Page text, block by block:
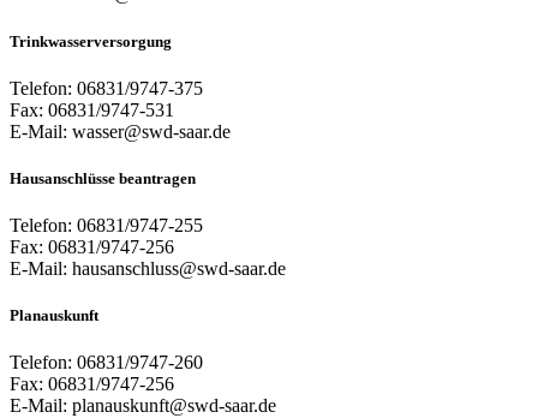
Trinkwasserversorgung
Telefon: 06831/9747-375
Fax: 06831/9747-531
E-Mail: wasser@swd-saar.de
Hausanschlüsse beantragen
Telefon: 06831/9747-255
Fax: 06831/9747-256
E-Mail: hausanschluss@swd-saar.de
Planauskunft
Telefon: 06831/9747-260
Fax: 06831/9747-256
E-Mail: planauskunft@swd-saar.de